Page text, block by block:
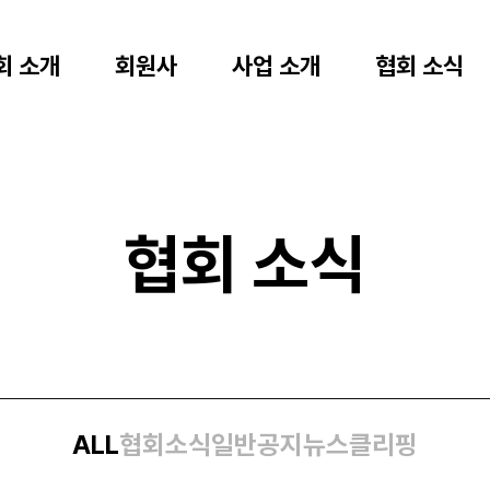
소개 회원사 사업 소개 협회 소식
협회 소식
ALL협회소식일반공지 뉴스클리핑